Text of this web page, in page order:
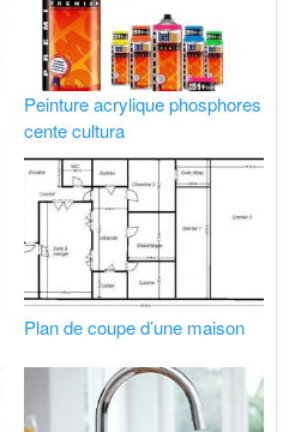
Peinture acrylique phosphores
cente cultura
Plan de coupe d’une maison